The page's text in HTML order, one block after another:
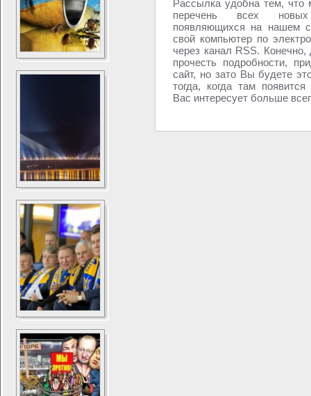
Рассылка удобна тем, что
перечень всех новых
появляющихся на нашем
свой компьютер по
через канал RSS. Конечно,
прочесть подробности,
сайт, но зато Вы будете
тогда, когда там
Вас интересует больше